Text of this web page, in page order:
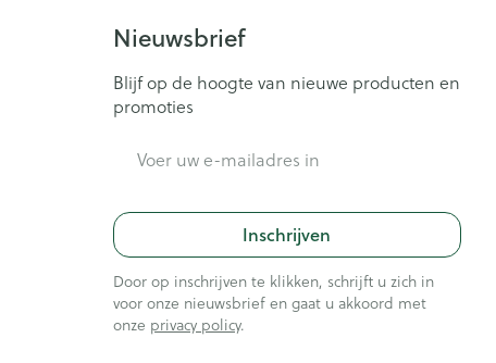
Nieuwsbrief
Blijf op de hoogte van nieuwe producten en
promoties
Inschrijven
Door op inschrijven te klikken, schrijft u zich in
voor onze nieuwsbrief en gaat u akkoord met
onze privacy policy.